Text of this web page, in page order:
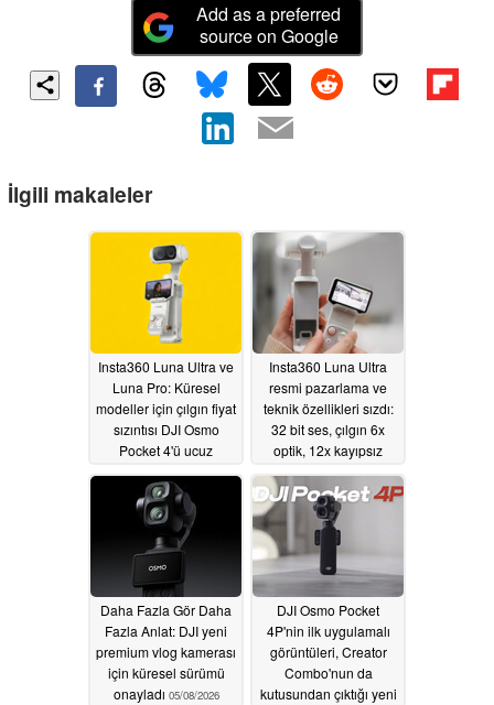
Add as a preferred
source on Google
İlgili makaleler
Insta360 Luna Ultra ve
Luna Pro: Küresel
modeller için çılgın fiyat
sızıntısı DJI Osmo
Pocket 4'ü ucuz
05/14/2026
Insta360 Luna Ultra
resmi pazarlama ve
teknik özellikleri sızdı:
32 bit ses, çılgın 6x
optik, 12x kayıpsız
çıktı05/10/2026
Daha Fazla Gör Daha
Fazla Anlat: DJI yeni
premium vlog kamerası
için küresel sürümü
onayladı 05/08/2026
DJI Osmo Pocket
4P'nin ilk uygulamalı
görüntüleri, Creator
Combo'nun da
kutusundan çıktığı yeni